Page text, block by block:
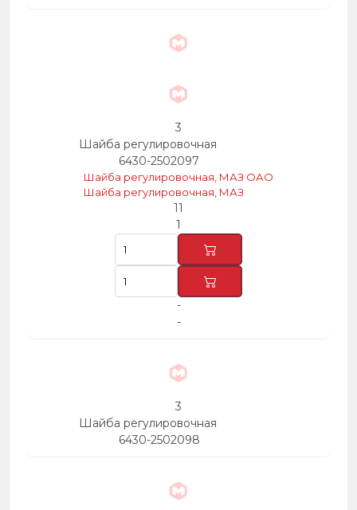
3
Шайба регулировочная
6430-2502097
Шайба регулировочная, МАЗ ОАО
Шайба регулировочная, МАЗ
11
1
-
-
3
Шайба регулировочная
6430-2502098